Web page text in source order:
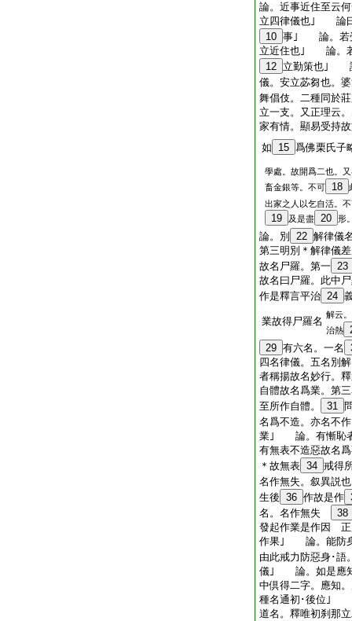
論。近事近住至云
立四律儀也｣ 論曰
10 事｣ 論。若
立近住也｣ 論。若
12 立勤策也｣
儀。安立苾芻也。
舞倡伎。二種同於
立一支。又正理云
家有情。顯易受持
如
15 爲佛栗氏子
學處。故開爲二也。
畜金銀等。不可
18
出家之人以乞自活。
19 及是盡 20 形
論。別 22 解律儀
第三明別＊解律
故名尸羅。第一 23
故名曰尸羅。此中
作是釋言平治 24
業故得尸羅名
解云。
治熱
29 有六名。一名
四名律儀。五名
者稱揚故名妙行
自體故名爲業。
至所作自體。
31
名爲不造。亦名不
業｣ 論。有慚恥者
有無表不造惡故名
＊故無表 34 戒得
名作無失。叙異説
生後 36 作故是作
名。名作無失
38
發起作業是作因 正
作果｣ 論。能防身
由此戒力防惡身･語
儀｣ 論。如是應知
中倶得二字。應知
種名通初･後位｣
道名。釋唯初刹